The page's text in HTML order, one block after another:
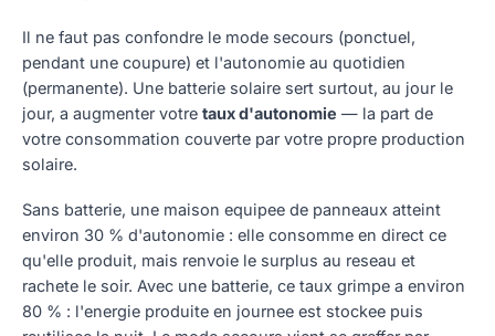
Il ne faut pas confondre le mode secours (ponctuel,
pendant une coupure) et l'autonomie au quotidien
(permanente). Une batterie solaire sert surtout, au jour le
jour, a augmenter votre taux d'autonomie — la part de
votre consommation couverte par votre propre production
solaire.
Sans batterie, une maison equipee de panneaux atteint
environ 30 % d'autonomie : elle consomme en direct ce
qu'elle produit, mais renvoie le surplus au reseau et
rachete le soir. Avec une batterie, ce taux grimpe a environ
80 % : l'energie produite en journee est stockee puis